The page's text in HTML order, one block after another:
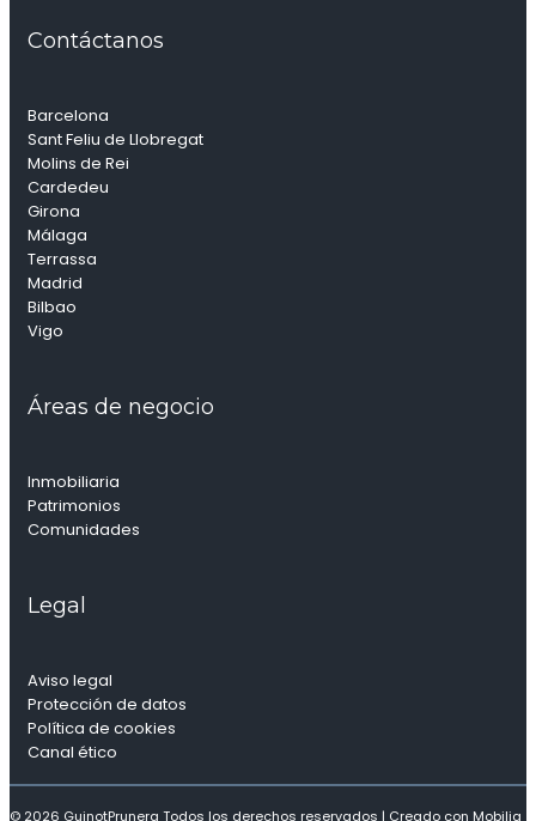
Contáctanos
Barcelona
Sant Feliu de Llobregat
Molins de Rei
Cardedeu
Girona
Málaga
Terrassa
Madrid
Bilbao
Vigo
Áreas de negocio
Inmobiliaria
Patrimonios
Comunidades
Legal
Aviso legal
Protección de datos
Política de cookies
Canal ético
© 2026 GuinotPrunera Todos los derechos reservados | Creado con Mobilia